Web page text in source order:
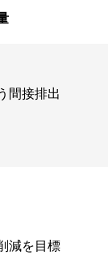
間接排出
減を目標